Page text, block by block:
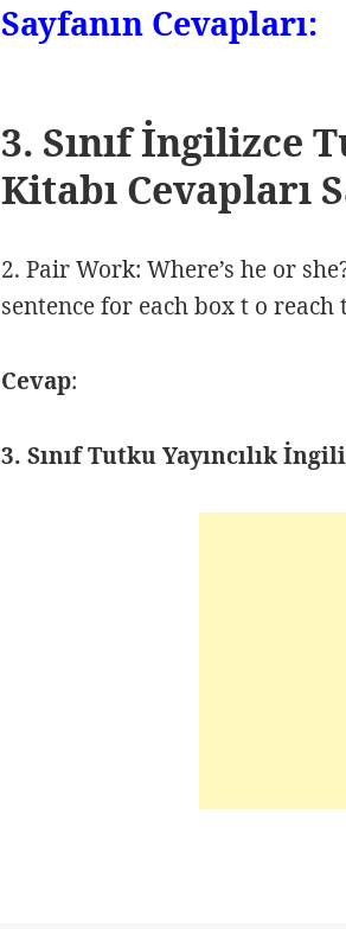
Sayfanın Cevapları:
3. Sınıf İngilizce
Kitabı Cevapları
2. Pair Work: Where’s he or
sentence for each box t o reach
Cevap:
3. Sınıf Tutku Yayıncılık